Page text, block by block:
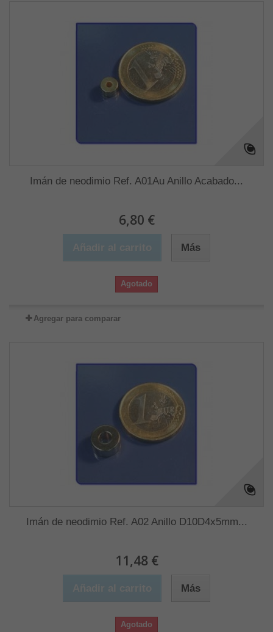
Imán de neodimio Ref. A01Au Anillo Acabado...
6,80 €
Más
Agotado
Agregar para comparar
Imán de neodimio Ref. A02 Anillo D10D4x5mm...
11,48 €
Más
Agotado